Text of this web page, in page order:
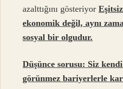
azalttığını gösteriyor
ekonomik değil, aynı
sosyal bir olgudur.
Düşünce sorusu: Siz
görünmez bariyerlerle